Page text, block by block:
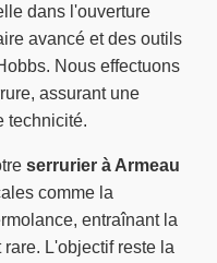
dans l'ouverture
avancé et des outils
Nous effectuons
assurant une
technicité.
serrurier à Armeau
comme la
entraînant la
L'objectif reste la